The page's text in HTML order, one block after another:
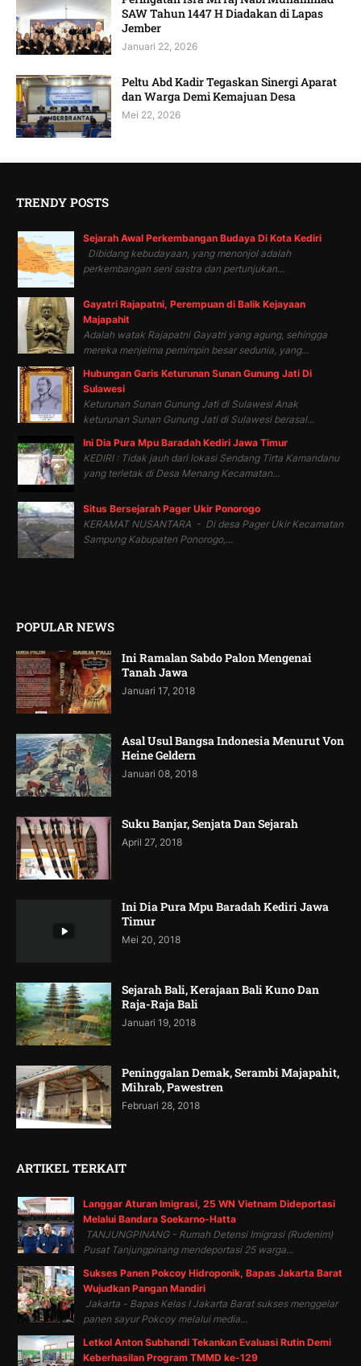
SAW Tahun 1447 H Diadakan di Lapas
Jember
Januari 22, 2026
Peltu Abd Kadir Tegaskan Sinergi Aparat
dan Warga Demi Kemajuan Desa
Mei 22, 2026
TRENDY POSTS
Sejarah Awal Perkembangan Budaya Di Kota Kediri
Dibidang kebudayaan, yang menonjol adalah
perkembangan seni sastra dan pertunjukan...
Gayatri Rajapatni, Perempuan di Balik Kejayaan
Majapahit
Adalah watak Rajapatni Gayatri yang agung, sehingga
mereka menjelma pemimpin besar sedunia, yang...
Hubungan Garis Keturunan Sunan Gunung Jati Di
Sulawesi
Keturunan Sunan Gunung Jati di Sulawesi Anak
keturunan Sunan Gunung Jati di Sulawesi berasal...
Ini Dia Pura Mpu Baradah Kediri Jawa Timur
KEDIRI : Tidak jauh dari lokasi Sendang Tirta Kamandanu
yang terletak di Desa Menang Kecamatan...
Situs Bersejarah Pager Ukir Ponorogo
KERAMAT NUSANTARA - Di desa Pager Ukir Kecamatan
Sampung Kabupaten Ponorogo,...
POPULAR NEWS
Ini Ramalan Sabdo Palon Mengenai
Tanah Jawa
Januari 17, 2018
Asal Usul Bangsa Indonesia Menurut Von
Heine Geldern
Januari 08, 2018
Suku Banjar, Senjata Dan Sejarah
April 27, 2018
Ini Dia Pura Mpu Baradah Kediri Jawa
Timur
Mei 20, 2018
Sejarah Bali, Kerajaan Bali Kuno Dan
Raja-Raja Bali
Januari 19, 2018
Peninggalan Demak, Serambi Majapahit,
Mihrab, Pawestren
Februari 28, 2018
ARTIKEL TERKAIT
Langgar Aturan Imigrasi, 25 WN Vietnam Dideportasi
Melalui Bandara Soekarno-Hatta
TANJUNGPINANG - Rumah Detensi Imigrasi (Rudenim)
Pusat Tanjungpinang mendeportasi 25 warga...
Sukses Panen Pokcoy Hidroponik, Bapas Jakarta Barat
Wujudkan Pangan Mandiri
Jakarta - Bapas Kelas I Jakarta Barat sukses menggelar
panen sayur Pokcoy melalui media...
Letkol Anton Subhandi Tekankan Evaluasi Rutin Demi
Keberhasilan Program TMMD ke-129